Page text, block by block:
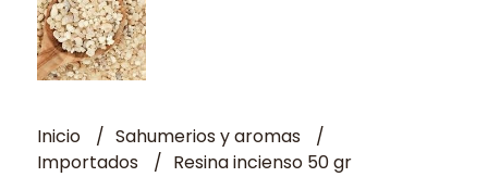
Inicio
Sahumerios y aromas
Importados
Resina incienso 50 gr